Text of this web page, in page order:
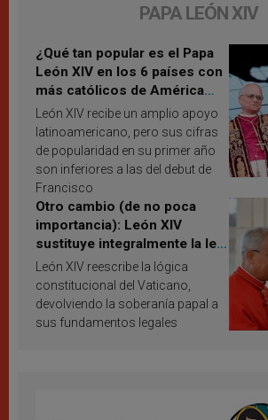
PAPA LEÓN XIV
¿Qué tan popular es el Papa
León XIV en los 6 países con
más católicos de América
Latina en 2026? Publican
resultados de investigación
León XIV recibe un amplio apoyo
latinoamericano, pero sus cifras
de popularidad en su primer año
son inferiores a las del debut de
Francisco
Otro cambio (de no poca
importancia): León XIV
sustituye integralmente la ley
vaticana de Papa Francisco
León XIV reescribe la lógica
constitucional del Vaticano,
devolviendo la soberanía papal a
sus fundamentos legales